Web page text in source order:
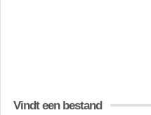
Vindt een bestand